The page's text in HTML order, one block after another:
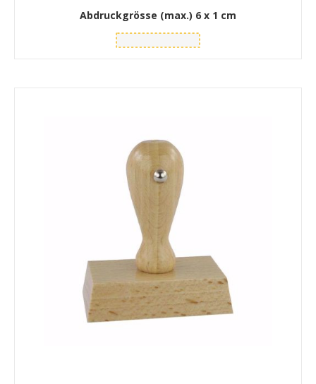
Abdruckgrösse (max.) 6 x 1 cm